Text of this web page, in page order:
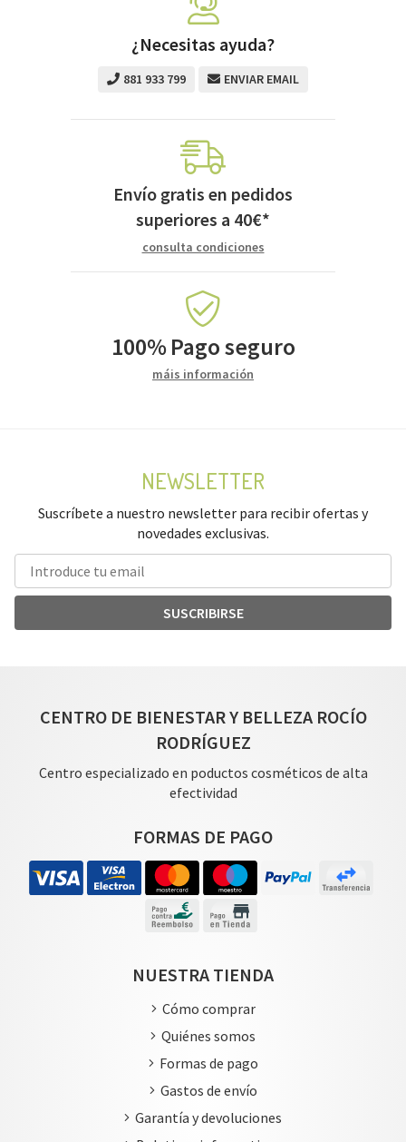
¿Necesitas ayuda?
881 933 799 ENVIAR EMAIL
Envío gratis en pedidos
superiores a 40€*
consulta condiciones
100%Pago seguro
máis información
NEWSLETTER
Suscríbete a nuestro newsletter para recibir ofertas y
novedades exclusivas.
SUSCRIBIRSE
CENTRO DE BIENESTAR Y BELLEZA ROCÍO
RODRÍGUEZ
Centro especializado en poductos cosméticos de alta
efectividad
FORMAS DE PAGO
NUESTRA TIENDA
Cómo comprar
Quiénes somos
Formas de pago
Gastos de envío
Garantía y devoluciones